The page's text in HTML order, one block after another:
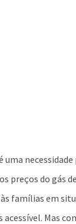
uma
preços do gás
famílias em
Mas